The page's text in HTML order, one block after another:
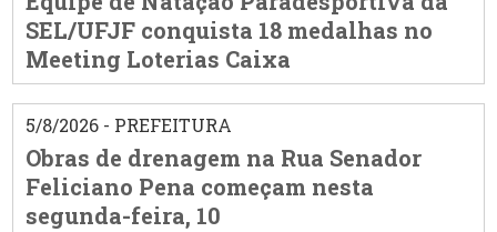
SEL/UFJF conquista 18 medalhas no
Meeting Loterias Caixa
5/8/2026 - PREFEITURA
Obras de drenagem na Rua Senador
Feliciano Pena começam nesta
segunda-feira, 10